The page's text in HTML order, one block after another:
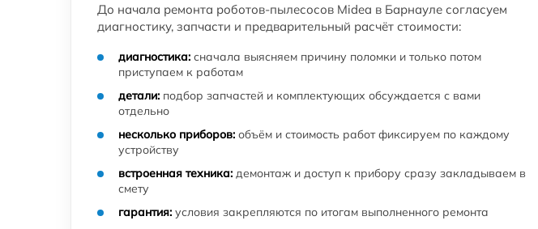
До начала ремонта роботов-пылесосов Midea в Барнауле согласуем
диагностику, запчасти и предварительный расчёт стоимости:
диагностика: сначала выясняем причину поломки и только потом
приступаем к работам
детали: подбор запчастей и комплектующих обсуждается с вами
отдельно
несколько приборов: объём и стоимость работ фиксируем по каждому
устройству
встроенная техника: демонтаж и доступ к прибору сразу закладываем в
смету
гарантия: условия закрепляются по итогам выполненного ремонта